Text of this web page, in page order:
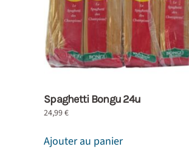
Spaghetti Bongu 24u
24,99€
Ajouter au panier